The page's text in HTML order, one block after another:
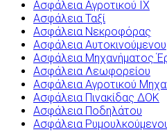
Ασφάλεια Αγροτικού ΙΧ
Ασφάλεια Ταξί
Ασφάλεια Νεκροφόρας
Ασφάλεια Αυτοκινούμενου
Ασφάλεια Μηχανήματος
Ασφάλεια Λεωφορείου
Ασφάλεια Αγροτικού
Ασφάλεια Πινακίδας ΔΟΚ
Ασφάλεια Ποδηλάτου
Ασφάλεια